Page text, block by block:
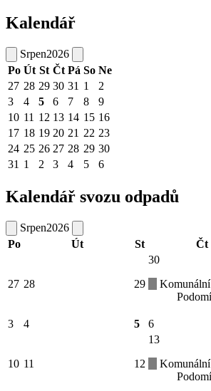
Kalendář
Srpen2026
Po Út St Čt Pá So Ne
27 28 29 30 31 1
2
3
4 5 6 7 8
9
10 11 12 13 14 15 16
17 18 19 20 21 22 23
24 25 26 27 28 29 30
31 1 2 3 4 5 6
Kalendář svozu odpadů
Srpen2026
Po
Út St Čt
27 28 29
30
3 4 5 6
10 11 12
13